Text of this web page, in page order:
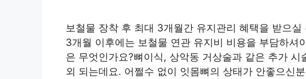
보철물 장착 후 최대 3개월간 유지관리 혜택을 받으
3개월 이후에는 보철물 연관 유지비 비용을 부담하셔
은 무엇인가요?뼈이식, 상악동 거상술과 같은 추가
외 되는데요. 어쩔수 없이 잇몸뼈의 상태가 안좋으신